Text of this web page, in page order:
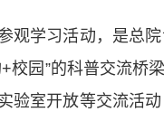
学习活动，是总院
+校园”的科普交流桥
验室开放等交流活